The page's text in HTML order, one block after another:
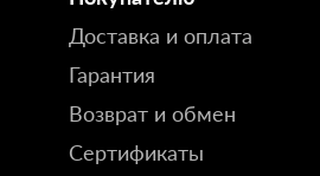
Доставка и оплата
Гарантия
Возврат и обмен
Сертификаты